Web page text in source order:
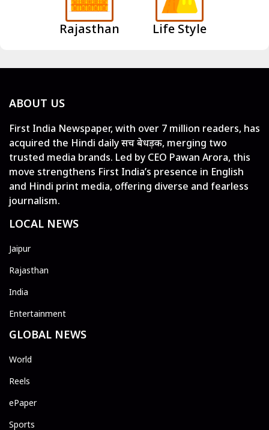
Rajasthan Life Style
ABOUT US
First India Newspaper, with over 7 million readers, has
acquired the Hindi daily सच बेधड़क, merging two
trusted media brands. Led by CEO Pawan Arora, this
move strengthens First India’s presence in English
and Hindi print media, offering diverse and fearless
journalism.
LOCAL NEWS
Jaipur
Rajasthan
India
Entertainment
GLOBAL NEWS
World
Reels
ePaper
Sports